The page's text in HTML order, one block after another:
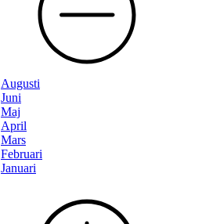
Augusti
Juni
Maj
April
Mars
Februari
Januari